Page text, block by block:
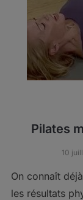
Pilates
10
On connaît
les résultats